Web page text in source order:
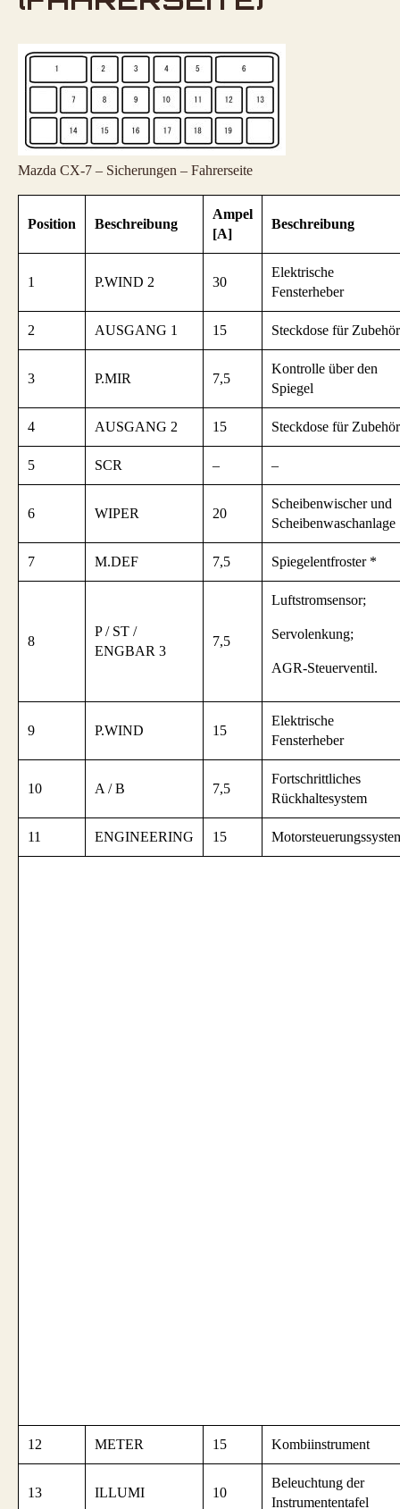
Mazda CX-7 – Sicherungen – Fahrerseite
Position Beschreibung
Ampel
[A]
Beschreibung
1 P.WIND 2 30
Elektrische
Fensterheber
2 AUSGANG 1 15 Steckdose für Zubehör
3 P.MIR 7,5
Kontrolle über den
Spiegel
4 AUSGANG 2 15 Steckdose für Zubehör
5 SCR – –
6 WIPER 20
Scheibenwischer und
Scheibenwaschanlage
7 M.DEF 7,5 Spiegelentfroster *
8
P / ST /
ENGBAR 3
7,5
Luftstromsensor;
Servolenkung;
AGR-Steuerventil.
9 P.WIND 15
Elektrische
Fensterheber
10 A / B 7,5
Fortschrittliches
Rückhaltesystem
11 ENGINEERING 15
12 METER 15 Kombiinstrument
13 ILLUMI 10
Beleuchtung der
Instrumententafel